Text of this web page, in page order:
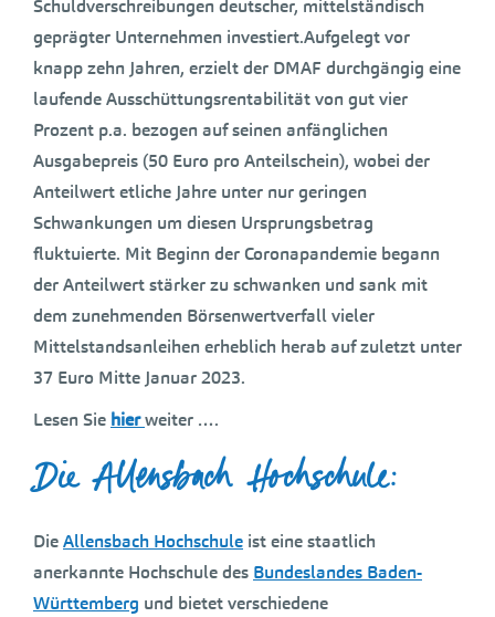
Schuldverschreibungen deutscher, mittelständisch
geprägter Unternehmen investiert.Aufgelegt vor
knapp zehn Jahren, erzielt der DMAF durchgängig eine
laufende Ausschüttungsrentabilität von gut vier
Prozent p.a. bezogen auf seinen anfänglichen
Ausgabepreis (50 Euro pro Anteilschein), wobei der
Anteilwert etliche Jahre unter nur geringen
Schwankungen um diesen Ursprungsbetrag
fluktuierte. Mit Beginn der Coronapandemie begann
der Anteilwert stärker zu schwanken und sank mit
dem zunehmenden Börsenwertverfall vieler
Mittelstandsanleihen erheblich herab auf zuletzt unter
37 Euro Mitte Januar 2023.
Lesen Sie hierweiter ….
Die Allensbach Hochschule:
DieAllensbach Hochschule ist eine staatlich
anerkannte Hochschule des Bundeslandes Baden-
Württemberg und bietet verschiedene